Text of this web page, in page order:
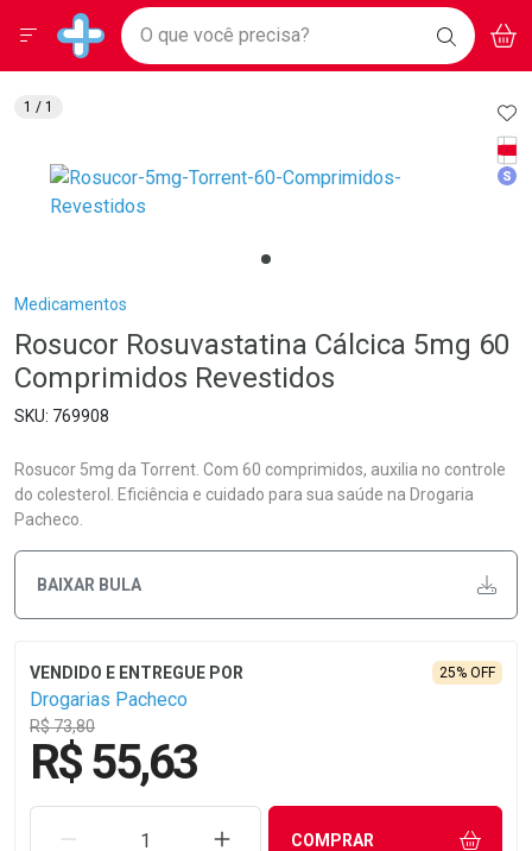
Drogarias Pacheco
Baixe nosso APP e aproveite Ofertas Exclusivas!
BAIXE
O APP
Ir direto para a home
pela página
Ir direto para o conteúdo
Ir direto para a busca
Ir direto para a conta
Ir direto para a notificações
Ir direto para o carrinho
Ir direto para o menu
Faça a sua busca
O que você precisa? BUSCAR
Menu
Breadcrumb
Medicamentos
Rosucor Rosuvastatina Cálcica 5mg 60
Comprimidos Revestidos
769908
Rosucor 5mg da Torrent. Com 60 comprimidos, auxilia no controle
do colesterol. Eficiência e cuidado para sua saúde na Drogaria
Pacheco.
BAIXAR BULA
Drogarias Pacheco
R$ 73,80
25% OFF
R$ 55,63
REMOVER UMA UNIDADEAUMENTAR UMA UNIDADE
COMPRAR
1 / 1